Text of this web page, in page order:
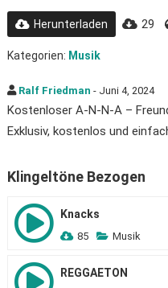
Herunterladen 29
Kategorien: Musik
Ralf Friedman - Juni 4, 2024
Kostenloser A-N-N-A –
Exklusiv, kostenlos und
Klingeltöne Bezogen
Knacks
85 Musik
REGGAETON